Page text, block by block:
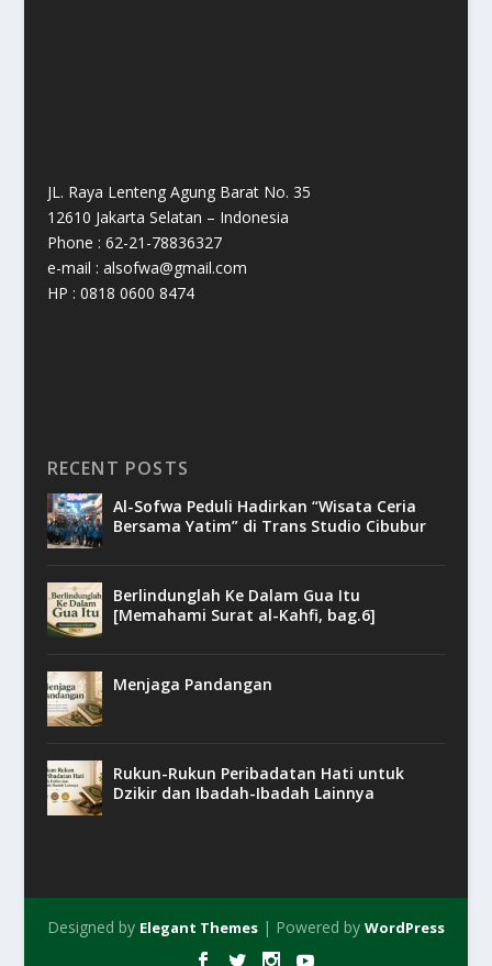
JL. Raya Lenteng Agung Barat No. 35
12610 Jakarta Selatan – Indonesia
Phone : 62-21-78836327
e-mail : alsofwa@gmail.com
HP : 0818 0600 8474
RECENT POSTS
Al-Sofwa Peduli Hadirkan “Wisata Ceria
Bersama Yatim” di Trans Studio Cibubur
Berlindunglah Ke Dalam Gua Itu
[Memahami Surat al-Kahfi, bag.6]
Menjaga Pandangan
Rukun-Rukun Peribadatan Hati untuk
Dzikir dan Ibadah-Ibadah Lainnya
Designed by Elegant Themes| Powered by WordPress